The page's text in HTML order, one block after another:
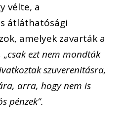
vélte, a
átláthatósági
amelyek zavarták a
csak ezt nem mondták
szuverenitásra,
arra, hogy nem is
pénzek”.